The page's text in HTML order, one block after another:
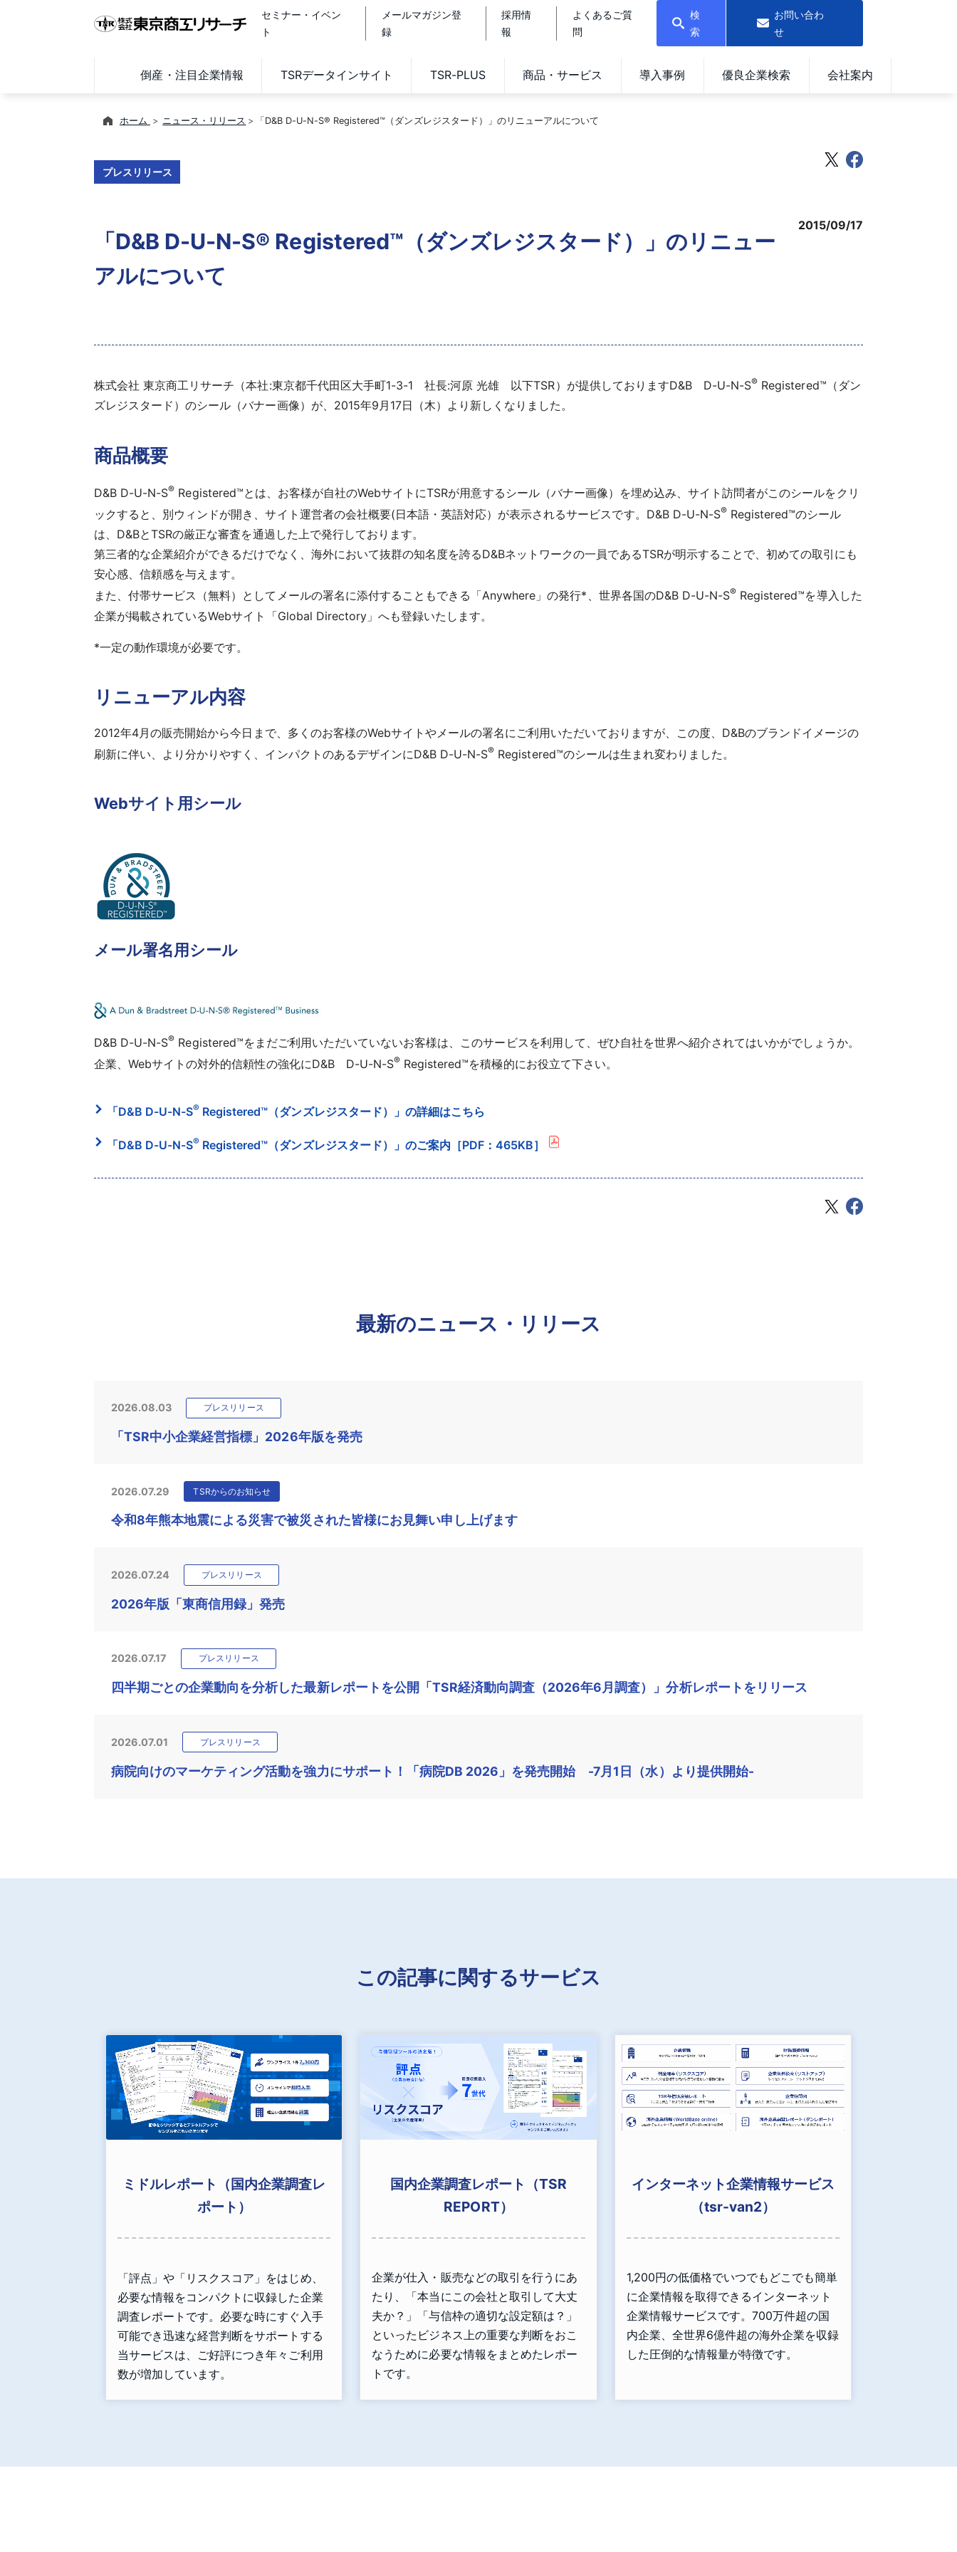
セミナー・イベン
ト
メールマガジン登
録
採用情
報
よくあるご質
問
検
索
お問い合わ
せ
倒産・注目企業情報 TSRデータインサイト TSR-PLUS 商品・サービス 導入事例 優良企業検索 会社案内
ホーム ニュース・リリース 「D&B D-U-N-S® Registered™（ダンズレジスタード）」のリニューアルについて
プレスリリース
「D&B D-U-N-S® Registered™（ダンズレジスタード）」のリニュー
アルについて
2015/09/17
株式会社 東京商工リサーチ（本社:東京都千代田区大手町1-3-1 社長:河原 光雄 以下TSR）が提供しておりますD&B D-U-N-S® Registered™（ダン
ズレジスタード）のシール（バナー画像）が、2015年9月17日（木）より新しくなりました。
商品概要
D&B D-U-N-S® Registered™とは、お客様が自社のWebサイトにTSRが用意するシール（バナー画像）を埋め込み、サイト訪問者がこのシールをクリ
ックすると、別ウィンドが開き、サイト運営者の会社概要(日本語・英語対応）が表示されるサービスです。D&B D-U-N-S®Registered™のシール
は、D&BとTSRの厳正な審査を通過した上で発行しております。
第三者的な企業紹介ができるだけでなく、海外において抜群の知名度を誇るD&Bネットワークの一員であるTSRが明示することで、初めての取引にも
安心感、信頼感を与えます。
また、付帯サービス（無料）としてメールの署名に添付することもできる「Anywhere」の発行*、世界各国のD&B D-U-N-S® Registered™を導入した
企業が掲載されているWebサイト「Global Directory」へも登録いたします。
*一定の動作環境が必要です。
リニューアル内容
2012年4月の販売開始から今日まで、多くのお客様のWebサイトやメールの署名にご利用いただいておりますが、この度、D&Bのブランドイメージの
刷新に伴い、より分かりやすく、インパクトのあるデザインにD&B D-U-N-S® Registered™のシールは生まれ変わりました。
Webサイト用シール
メール署名用シール
D&B D-U-N-S® Registered™をまだご利用いただいていないお客様は、このサービスを利用して、ぜひ自社を世界へ紹介されてはいかがでしょうか。
企業、Webサイトの対外的信頼性の強化にD&B D-U-N-S® Registered™を積極的にお役立て下さい。
「D&B D-U-N-S® Registered™（ダンズレジスタード）」の詳細はこちら
「D&B D-U-N-S® Registered™（ダンズレジスタード）」のご案内［PDF：465KB］
最新のニュース・リリース
2026.08.03 プレスリリース
「TSR中小企業経営指標」2026年版を発売
2026.07.29 TSRからのお知らせ
令和8年熊本地震による災害で被災された皆様にお見舞い申し上げます
2026.07.24 プレスリリース
2026年版「東商信用録」発売
2026.07.17 プレスリリース
四半期ごとの企業動向を分析した最新レポートを公開「TSR経済動向調査（2026年6月調査）」分析レポートをリリース
2026.07.01 プレスリリース
病院向けのマーケティング活動を強力にサポート！「病院DB 2026」を発売開始 -7月1日（水）より提供開始-
この記事に関するサービス
ミドルレポート（国内企業調査レ
ポート）
「評点」や「リスクスコア」をはじめ、
必要な情報をコンパクトに収録した企業
調査レポートです。必要な時にすぐ入手
可能でき迅速な経営判断をサポートする
当サービスは、ご好評につき年々ご利用
数が増加しています。
国内企業調査レポート（TSR
REPORT）
企業が仕入・販売などの取引を行うにあ
たり、「本当にこの会社と取引して大丈
夫か？」「与信枠の適切な設定額は？」
といったビジネス上の重要な判断をおこ
なうために必要な情報をまとめたレポー
トです。
インターネット企業情報サービス
（tsr-van2）
1,200円の低価格でいつでもどこでも簡単
に企業情報を取得できるインターネット
企業情報サービスです。700万件超の国
内企業、全世界6億件超の海外企業を収録
した圧倒的な情報量が特徴です。